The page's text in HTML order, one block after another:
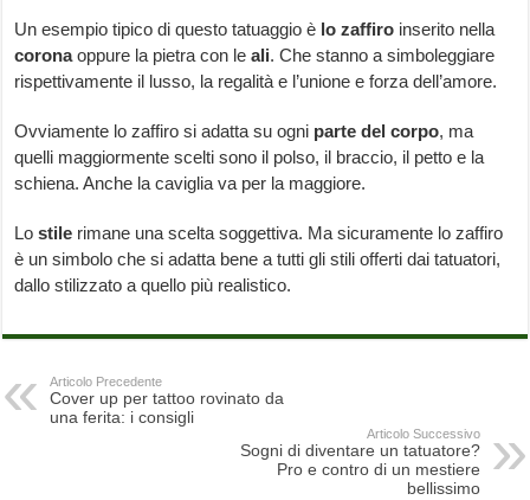
Un esempio tipico di questo tatuaggio è lo zaffiro inserito nella
coronaoppure la pietra con leali. Che stanno a simboleggiare
rispettivamente il lusso, la regalità e l’unione e forza dell’amore.
Ovviamente lo zaffiro si adatta su ogni parte del corpo, ma
quelli maggiormente scelti sono il polso, il braccio, il petto e la
schiena. Anche la caviglia va per la maggiore.
Lostile rimane una scelta soggettiva. Ma sicuramente lo zaffiro
è un simbolo che si adatta bene a tutti gli stili offerti dai tatuatori,
dallo stilizzato a quello più realistico.
Articolo Precedente
Cover up per tattoo rovinato da
una ferita: i consigli
Articolo Successivo
Sogni di diventare un tatuatore?
Pro e contro di un mestiere
bellissimo